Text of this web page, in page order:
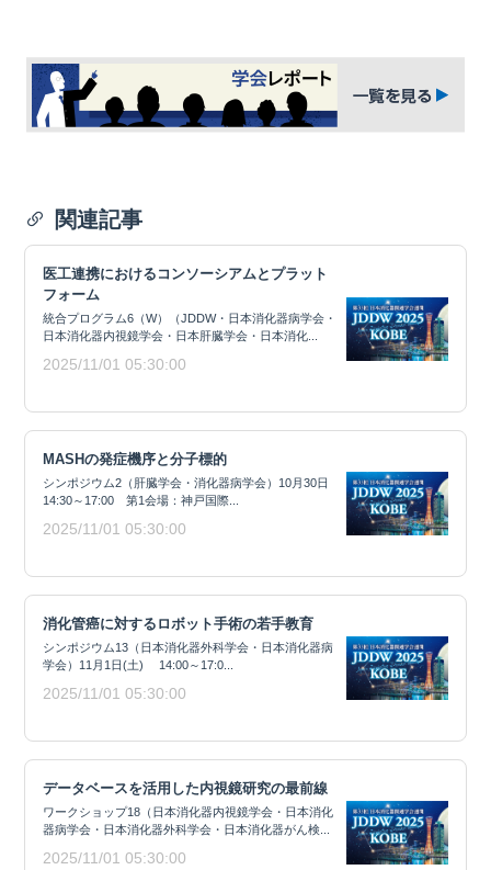
関連記事
医工連携におけるコンソーシアムとプラット
フォーム
統合プログラム6（W）（JDDW・日本消化器病学会・
日本消化器内視鏡学会・日本肝臓学会・日本消化...
2025/11/01 05:30:00
MASHの発症機序と分子標的
シンポジウム2（肝臓学会・消化器病学会）10月30日
14:30～17:00 第1会場：神戸国際...
2025/11/01 05:30:00
消化管癌に対するロボット手術の若手教育
シンポジウム13（日本消化器外科学会・日本消化器病
学会）11月1日(土) 14:00～17:0...
2025/11/01 05:30:00
データベースを活用した内視鏡研究の最前線
ワークショップ18（日本消化器内視鏡学会・日本消化
器病学会・日本消化器外科学会・日本消化器がん検...
2025/11/01 05:30:00